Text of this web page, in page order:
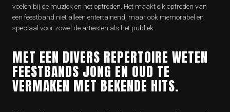
voelen bij de muziek en het optreden. Het maakt elk optreden van
een feestband niet alleen entertainend, maar ook memorabel en
speciaal voor zowel de artiesten als het publiek.
MET EEN DIVERS REPERTOIRE WETEN
FEESTBANDS JONG EN OUD TE
VERMAKEN MET BEKENDE HITS.